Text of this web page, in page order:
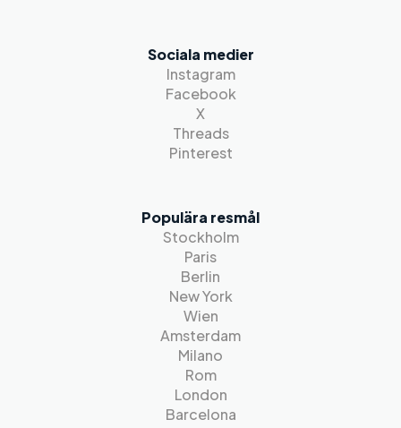
Sociala medier
Instagram
Facebook
X
Threads
Pinterest
Populära resmål
Stockholm
Paris
Berlin
New York
Wien
Amsterdam
Milano
Rom
London
Barcelona